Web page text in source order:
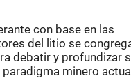
con base en las
del litio se
debatir y profundizar
minero